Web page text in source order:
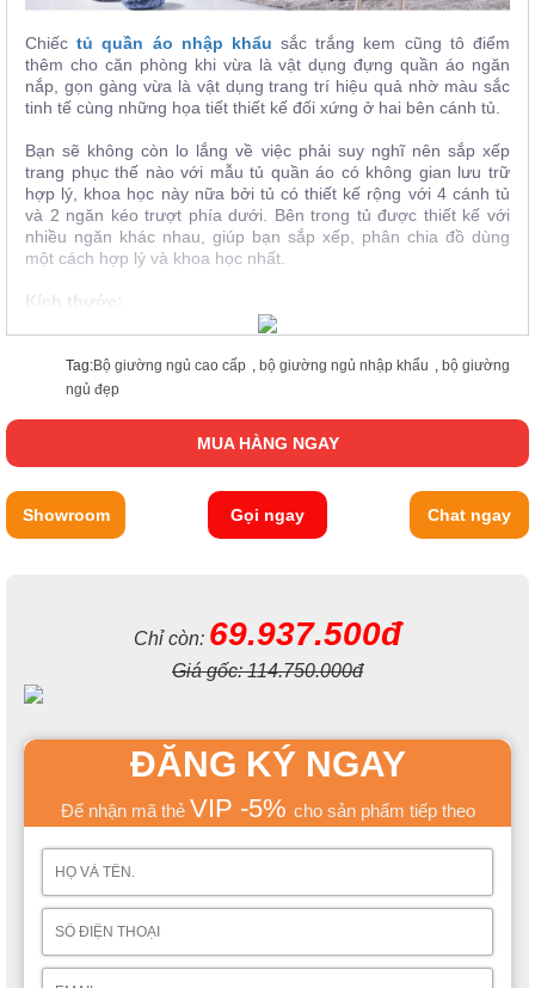
Chiếctủ quần áo nhập khẩu sắc trắng kem cũng tô điểm
thêm cho căn phòng khi vừa là vật dụng đựng quần áo ngăn
nắp, gọn gàng vừa là vật dụng trang trí hiệu quả nhờ màu sắc
tinh tế cùng những họa tiết thiết kế đối xứng ở hai bên cánh tủ.
Bạn sẽ không còn lo lắng về việc phải suy nghĩ nên sắp xếp
trang phục thế nào với mẫu tủ quần áo có không gian lưu trữ
hợp lý, khoa học này nữa bởi tủ có thiết kế rộng với 4 cánh tủ
và 2 ngăn kéo trượt phía dưới. Bên trong tủ được thiết kế với
nhiều ngăn khác nhau, giúp bạn sắp xếp, phân chia đồ dùng
một cách hợp lý và khoa học nhất.
Kích thước:
Tủ đầu giường((600*455*620)mm
Bàn trang điểm(1115*465*770)mm
Tag:Bộ giường ngủ cao cấp bộ giường ngủ nhập khẩu
bộ giường
ngủ đẹp
MUA HÀNG NGAY
Showroom Gọi ngay Chat ngay
Chỉ còn: 69.937.500đ
Giá gốc:114.750.000đ
ĐĂNG KÝ NGAY
Để nhận mã thẻ VIP -5% cho sản phẩm tiếp theo